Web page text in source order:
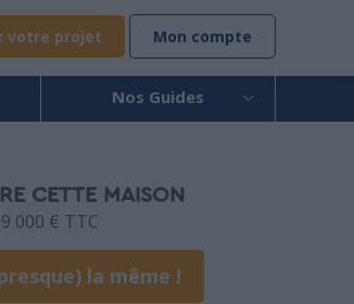
votre projet Mon compte
Nos Guides
CETTE MAISON
000 € TTC
la même !